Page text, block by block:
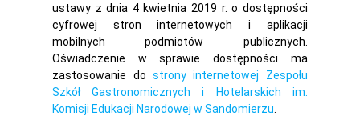
ustawy z dnia 4 kwietnia 2019 r. o dostępności
cyfrowej stron internetowych i aplikacji
mobilnych podmiotów publicznych.
Oświadczenie w sprawie dostępności ma
zastosowanie do strony internetowej Zespołu
Szkół Gastronomicznych i Hotelarskich im.
Komisji Edukacji Narodowej w Sandomierzu